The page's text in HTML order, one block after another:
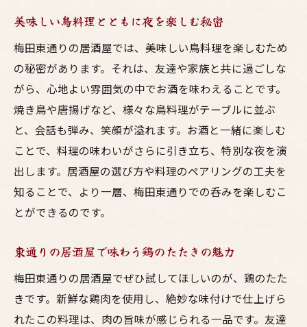
夜を彩る梅田の東通りの居酒屋体験
呑みのプロが選ぶ東通りのおすすめ
美味い鳥料理と相性抜群の酒を楽しむ梅田の夜
焼き鳥と楽しむ地酒の魅力
唐揚げにぴったりのアルコールセレクショ
ン
鶏のたたきとワインの意外な組み合わせ
東通りで見つけた最高のペアリング
夜を楽しむための梅田東通りの居酒屋案内
料理とお酒の絶妙なハーモニーを探求
旬の食材を活かした地鶏料理の秘密
東通りで味わう最高の地鶏体験
美味しい鳥料理とともに夜を楽しむ秘密
梅田東通りの居酒屋では、美味しい鳥料理を楽しむため
の秘密があります。それは、友達や家族と共に過ごしな
がら、心地よい雰囲気の中でお酒を味わえることです。
焼き鳥や唐揚げなど、様々な鳥料理がテーブルに並ぶ
と、会話も弾み、笑顔が溢れます。お酒と一緒に楽しむ
ことで、料理の味わいがさらに引き立ち、特別な夜を演
出します。居酒屋の選び方や料理のペアリングの工夫を
知ることで、より一層、梅田東通りでの呑みを楽しむこ
とができるのです。
東通りの居酒屋で味わう鶏のたたきの魅力
梅田東通りの居酒屋でぜひ試してほしいのが、鶏のたた
きです。新鮮な鶏肉を使用し、絶妙な味付けで仕上げら
れたこの料理は、肉の旨味が感じられる一品です。友達